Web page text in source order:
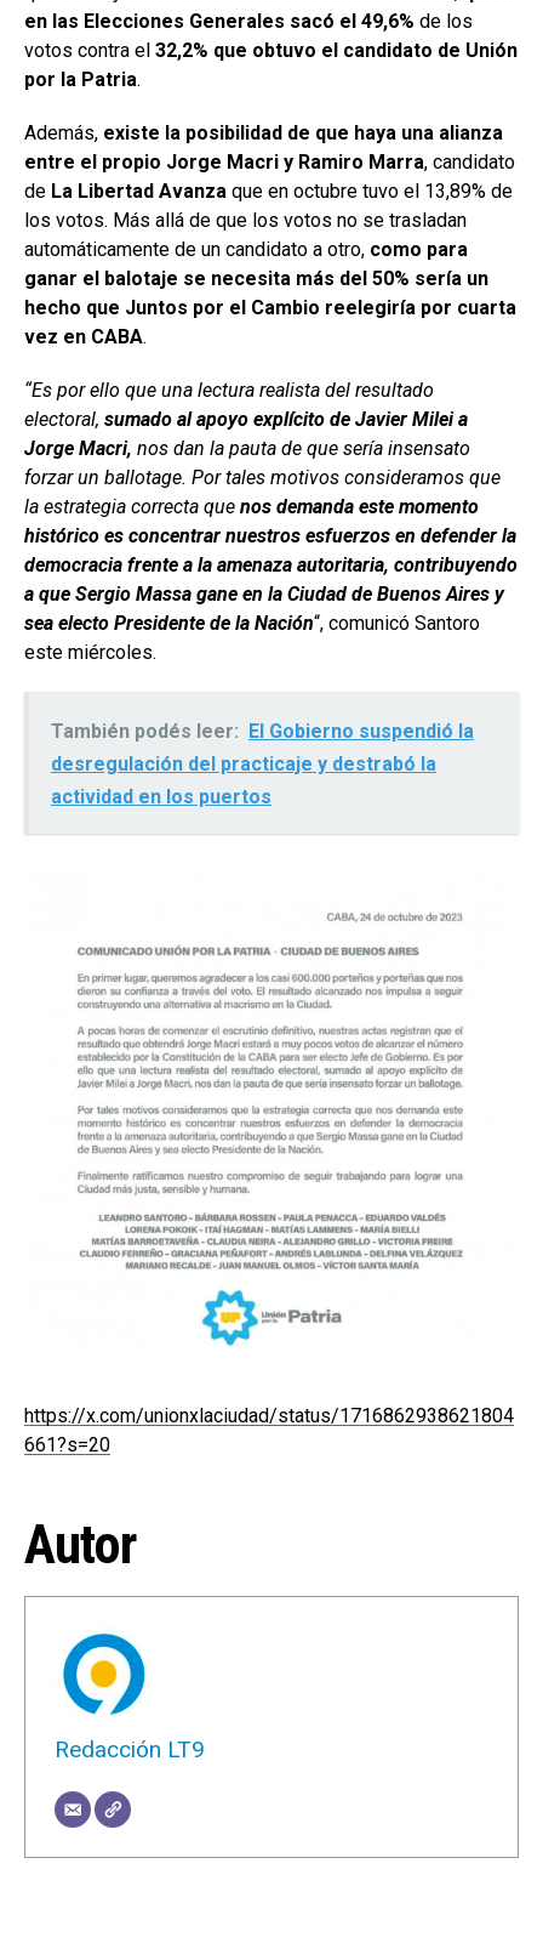
en las Elecciones Generales sacó el 49,6% de los
votos contra el 32,2% que obtuvo el candidato de Unión
por la Patria.
Además, existe la posibilidad de que haya una alianza
entre el propio Jorge Macri y Ramiro Marra, candidato
de La Libertad Avanza que en octubre tuvo el 13,89% de
los votos. Más allá de que los votos no se trasladan
automáticamente de un candidato a otro, como para
ganar el balotaje se necesita más del 50% sería un
hecho que Juntos por el Cambio reelegiría por cuarta
vez en CABA.
“Es por ello que una lectura realista del resultado
electoral, sumado al apoyo explícito de Javier Milei a
Jorge Macri, nos dan la pauta de que sería insensato
forzar un ballotage. Por tales motivos consideramos que
la estrategia correcta que nos demanda este momento
histórico es concentrar nuestros esfuerzos en defender la
democracia frente a la amenaza autoritaria, contribuyendo
a que Sergio Massa gane en la Ciudad de Buenos Aires y
sea electo Presidente de la Nación“, comunicó Santoro
este miércoles.
También podés leer:
El Gobierno suspendió la
desregulación del practicaje y destrabó la
actividad en los puertos
https://x.com/unionxlaciudad/status/1716862938621804
661?s=20
Autor
Redacción LT9